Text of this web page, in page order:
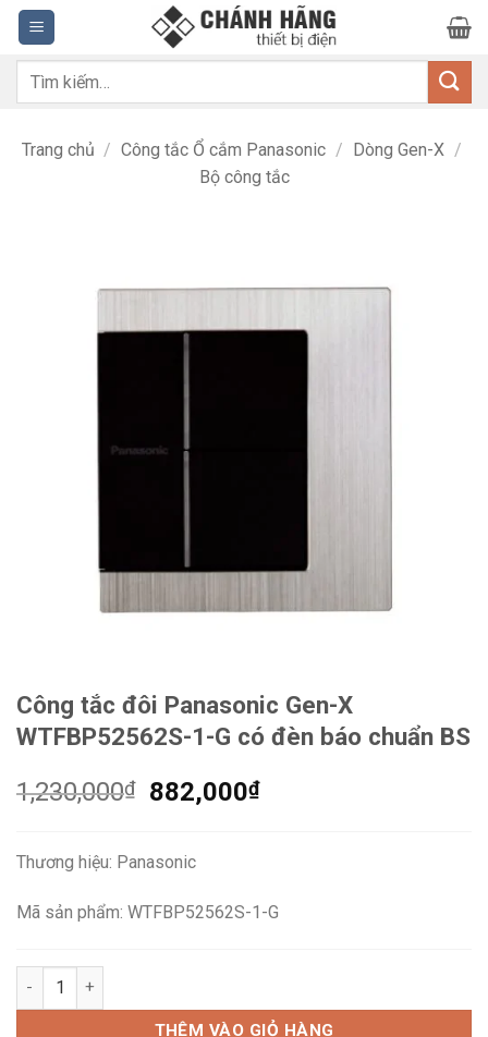
Bỏ
qua
nội
dung
Tìm
Trang chủ / Công tắc Ổ cắm Panasonic / Dòng Gen-X /
Bộ công tắc
Công tắc đôi Panasonic Gen-X
WTFBP52562S-1-G có đèn báo chuẩn BS
1,230,000₫
Giá
1,230,000₫.
882,000₫Giá
Thương hiệu: Panasonic
Mã sản phẩm: WTFBP52562S-1-G
Công tắc đôi Panasonic Gen-X WTFBP52562S-1-G có đèn
THÊM VÀO GIỎ HÀNG